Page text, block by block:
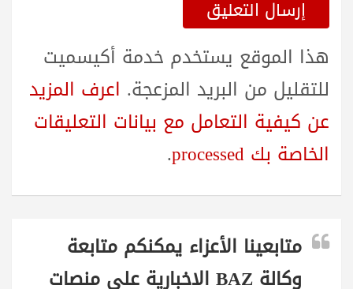
هذا الموقع يستخدم خدمة أكيسميت
للتقليل من البريد المزعجة. اعرف المزيد
عن كيفية التعامل مع بيانات التعليقات
الخاصة بك processed
.
متابعينا الأعزاء يمكنكم متابعة
وكالة BAZ الاخبارية على منصات